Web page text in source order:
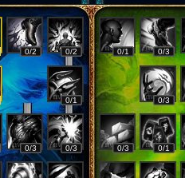
0/2 0/2
0/1
0/3 0/3
0/1 0/3
0/3
0/3 0/1